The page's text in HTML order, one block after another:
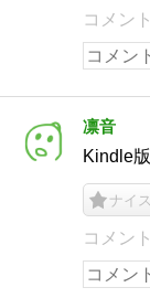
コメン
凛音
Kindle版
ナイス
コメン